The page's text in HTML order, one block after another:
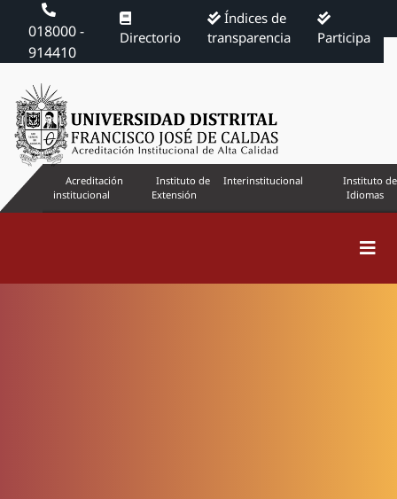
018000 -
914410
Directorio
Índices de
transparencia
Participa
Acreditación
institucional
Instituto de
Extensión
Interinstitucional
Instituto de
Idiomas